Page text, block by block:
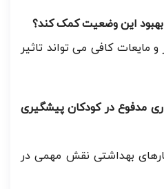
بهبود این وضعیت کمک کند؟
مایعات کافی می تواند تاثیر
مدفوع در کودکان پیشگیری
بهداشتی نقش مهمی در